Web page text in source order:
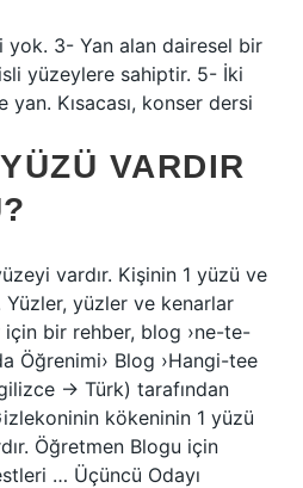
yok. 3- Yan alan dairesel bir
yüzeylere sahiptir. 5- İki
Kısacası, konser dersi
VARDIR
vardır. Kişinin 1 yüzü ve
Yüzler, yüzler ve kenarlar
bir rehber, blog ›ne-te-
Öğrenimi› Blog ›Hangi-tee
→ Türk) tarafından
kökeninin 1 yüzü
Öğretmen Blogu için
… Üçüncü Odayı